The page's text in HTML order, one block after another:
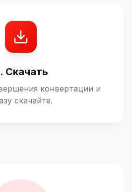
Скачать
конвертации и
скачайте.